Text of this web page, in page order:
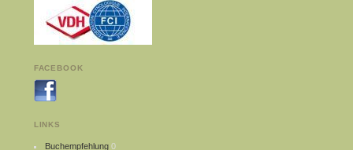
FACEBOOK
LINKS
Buchempfehlung 0